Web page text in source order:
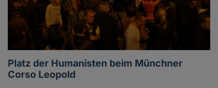
Platz der Humanisten beim Münchner
Corso Leopold